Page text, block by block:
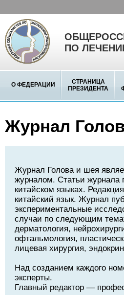
ПО
О ФЕДЕРАЦИИ
СТРАНИЦА
ПРЕЗИДЕНТА
Журнал
Журнал Голова и шея
журналом. Статьи журнала
китайском языках.
китайский язык. Журнал
экспериментальные
случаи по следующим
дерматология,
офтальмология,
лицевая хирургия,
Над созданием каждого
эксперты.
Главный редактор —